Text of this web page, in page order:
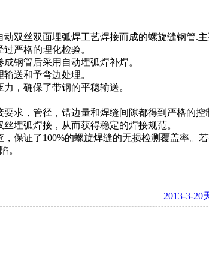
双丝双面埋弧焊工艺焊接而成的螺旋缝钢管.主
严格的理化检验。
钢管后采用自动埋弧焊补焊。
送和予弯边处理。
，确保了带钢的平稳输送。
求，管径，错边量和焊缝间隙都得到严格的控
埋弧焊接，从而获得稳定的焊接规范。
保证了100%的螺旋焊缝的无损检测覆盖率。
。
2013-3-20